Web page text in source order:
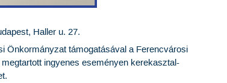
Haller u. 27.
Önkormányzat támogatásával a Ferencvárosi
ingyenes eseményen kerekasztal-